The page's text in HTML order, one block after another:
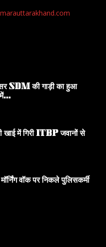
SDM की गाड़ी का हुआ
खाई में गिरी ITBP जवानों से
वॉक पर निकले पुलिसकर्मी